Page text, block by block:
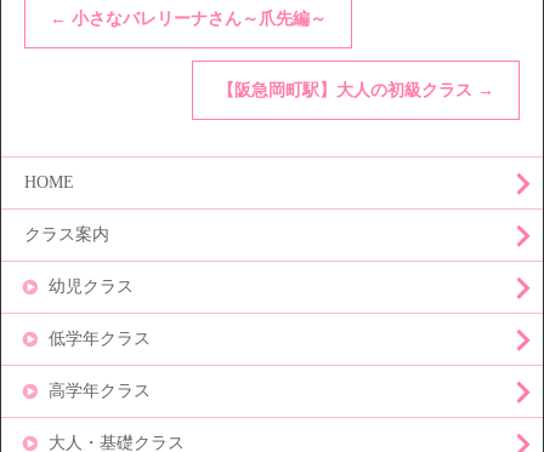
← 小さなバレリーナさん～爪先編～
【阪急岡町駅】大人の初級クラス →
HOME
クラス案内
幼児クラス
低学年クラス
高学年クラス
大人・基礎クラス